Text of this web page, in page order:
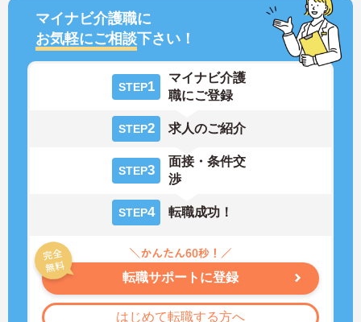
マイナビ介護職に
お気軽にご相談下さい！
STEP1
マイナビ介護
職にご登録
STEP2 求人のご紹介
STEP3
面接・条件交
渉
STEP4 転職成功！
転職サポートに登録
はじめて転職する方へ